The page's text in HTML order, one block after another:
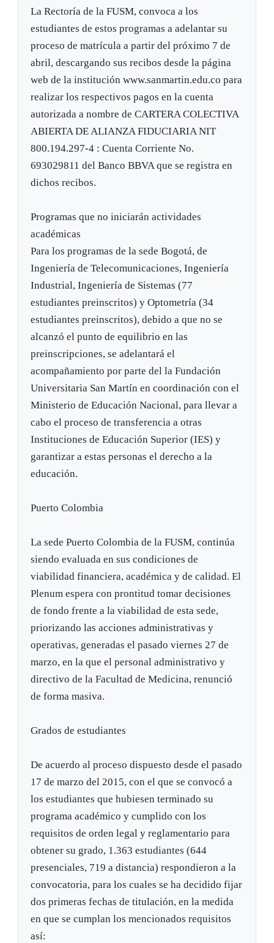
La Rectoría de la FUSM, convoca a los
estudiantes de estos programas a adelantar su
proceso de matrícula a partir del próximo 7 de
abril, descargando sus recibos desde la página
web de la institución www.sanmartin.edu.co para
realizar los respectivos pagos en la cuenta
autorizada a nombre de CARTERA COLECTIVA
ABIERTA DE ALIANZA FIDUCIARIA NIT
800.194.297-4 : Cuenta Corriente No.
693029811 del Banco BBVA que se registra en
dichos recibos.
Programas que no iniciarán actividades
académicas
Para los programas de la sede Bogotá, de
Ingeniería de Telecomunicaciones, Ingeniería
Industrial, Ingeniería de Sistemas (77
estudiantes preinscritos) y Optometría (34
estudiantes preinscritos), debido a que no se
alcanzó el punto de equilibrio en las
preinscripciones, se adelantará el
acompañamiento por parte del la Fundación
Universitaria San Martín en coordinación con el
Ministerio de Educación Nacional, para llevar a
cabo el proceso de transferencia a otras
Instituciones de Educación Superior (IES) y
garantizar a estas personas el derecho a la
educación.
Puerto Colombia
La sede Puerto Colombia de la FUSM, continúa
siendo evaluada en sus condiciones de
viabilidad financiera, académica y de calidad. El
Plenum espera con prontitud tomar decisiones
de fondo frente a la viabilidad de esta sede,
priorizando las acciones administrativas y
operativas, generadas el pasado viernes 27 de
marzo, en la que el personal administrativo y
directivo de la Facultad de Medicina, renunció
de forma masiva.
Grados de estudiantes
De acuerdo al proceso dispuesto desde el pasado
17 de marzo del 2015, con el que se convocó a
los estudiantes que hubiesen terminado su
programa académico y cumplido con los
requisitos de orden legal y reglamentario para
obtener su grado, 1.363 estudiantes (644
presenciales, 719 a distancia) respondieron a la
convocatoria, para los cuales se ha decidido fijar
dos primeras fechas de titulación, en la medida
en que se cumplan los mencionados requisitos
así: